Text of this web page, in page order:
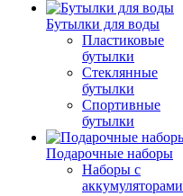
Бутылки для воды
Пластиковые
бутылки
Стеклянные
бутылки
Спортивные
бутылки
Подарочные наборы
Наборы с
аккумуляторами